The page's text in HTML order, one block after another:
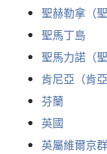
聖赫勒拿（聖
聖馬丁島
聖馬力諾（聖
肯尼亞（肯亞
芬蘭
英國
英屬維爾京